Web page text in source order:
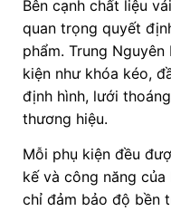
Bên cạnh chất liệu
quan trọng quyết
phẩm. Trung
kiện như khóa kéo,
định hình, lưới
thương hiệu.
Mỗi phụ kiện đều
kế và công năng
chỉ đảm bảo độ bền